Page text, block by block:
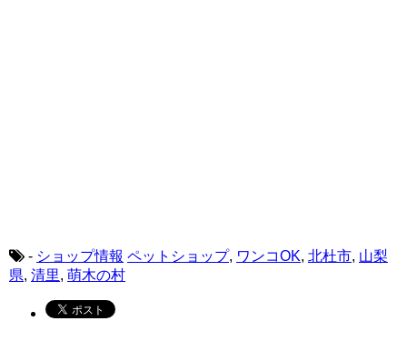
- ショップ情報 ペットショップ, ワンコOK, 北杜市, 山梨
県, 清里, 萌木の村